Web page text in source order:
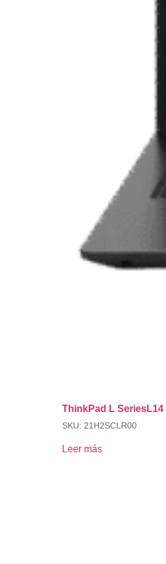
ThinkPad L SeriesL14
SKU: 21H2SCLR00
Leer más